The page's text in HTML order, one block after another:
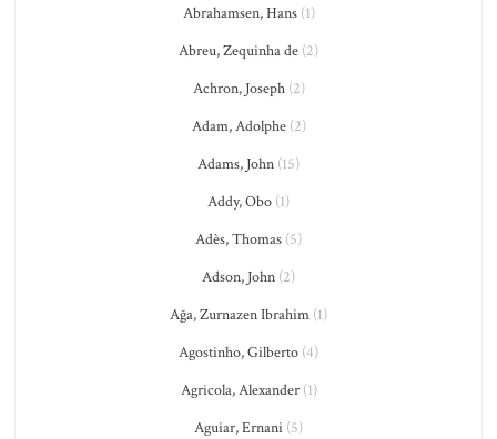
Abrahamsen, Hans(1)
Abreu, Zequinha de (2)
Achron, Joseph(2)
Adam, Adolphe(2)
Adams, John (15)
Addy, Obo (1)
Adès, Thomas (5)
Adson, John (2)
Ağa, Zurnazen Ibrahim (1)
Agostinho, Gilberto (4)
Agricola, Alexander(1)
Aguiar, Ernani (5)